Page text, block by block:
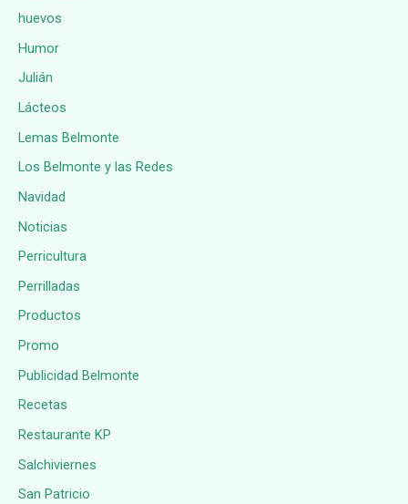
huevos
Humor
Julián
Lácteos
Lemas Belmonte
Los Belmonte y las Redes
Navidad
Noticias
Perricultura
Perrilladas
Productos
Promo
Publicidad Belmonte
Recetas
Restaurante KP
Salchiviernes
San Patricio